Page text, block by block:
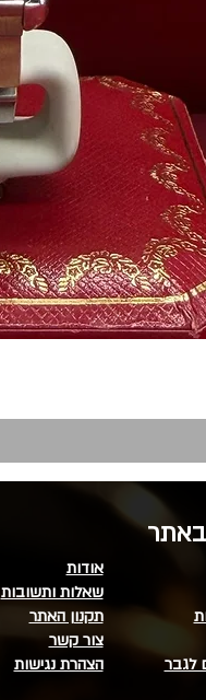
באתר
אודות
שאלות ותשובות
תקנון האתר
צור קשר
הצהרת נגישות
לגבר